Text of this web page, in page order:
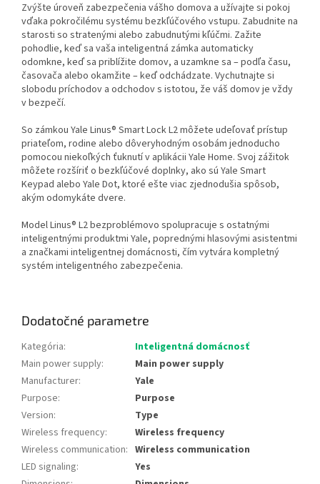
Zvýšte úroveň zabezpečenia vášho domova a užívajte si pokoj
vďaka pokročilému systému bezkľúčového vstupu. Zabudnite na
starosti so stratenými alebo zabudnutými kľúčmi. Zažite
pohodlie, keď sa vaša inteligentná zámka automaticky
odomkne, keď sa priblížite domov, a uzamkne sa – podľa času,
časovača alebo okamžite – keď odchádzate. Vychutnajte si
slobodu príchodov a odchodov s istotou, že váš domov je vždy
v bezpečí.
So zámkou Yale Linus® Smart Lock L2 môžete udeľovať prístup
priateľom, rodine alebo dôveryhodným osobám jednoducho
pomocou niekoľkých ťuknutí v aplikácii Yale Home. Svoj zážitok
môžete rozšíriť o bezkľúčové doplnky, ako sú Yale Smart
Keypad alebo Yale Dot, ktoré ešte viac zjednodušia spôsob,
akým odomykáte dvere.
Model Linus® L2 bezproblémovo spolupracuje s ostatnými
inteligentnými produktmi Yale, poprednými hlasovými asistentmi
a značkami inteligentnej domácnosti, čím vytvára kompletný
systém inteligentného zabezpečenia.
Dodatočné parametre
Kategória:
Inteligentná domácnosť
Main power supply:
Main power supply
Manufacturer:
Yale
Purpose:
Purpose
Version:
Type
Wireless frequency:
Wireless frequency
Wireless communication: Wireless communication
LED signaling:
Yes